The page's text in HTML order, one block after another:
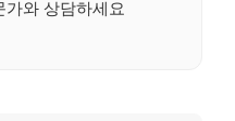
와 상담하세요